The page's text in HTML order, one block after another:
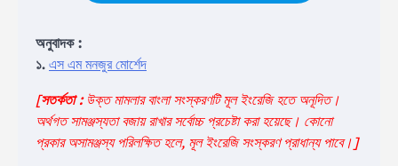
অনুবাদক :
১. এস এম মনজুর মোর্শেদ
[সতর্কতা :উক্ত মামলার বাংলা সংস্করণটি মূল ইংরেজি হতে অনূদিত।
অর্থগত সামঞ্জস্যতা বজায় রাখার সর্বোচ্চ প্রচেষ্টা করা হয়েছে। কোনো
প্রকার অসামঞ্জস্য পরিলক্ষিত হলে, মূল ইংরেজি সংস্করণ প্রাধান্য পাবে। ]